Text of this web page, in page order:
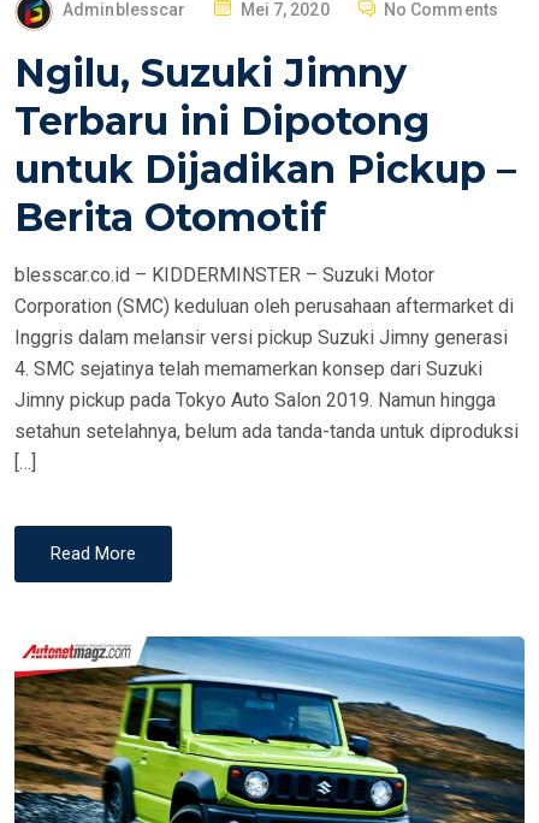
Adminblesscar
P
S
E
D
N
Mei 7, 2020 No Comments
Ngilu, Suzuki Jimny
Terbaru ini Dipotong
untuk Dijadikan Pickup –
Berita Otomotif
blesscar.co.id – KIDDERMINSTER – Suzuki Motor
Corporation (SMC) keduluan oleh perusahaan aftermarket di
Inggris dalam melansir versi pickup Suzuki Jimny generasi
4. SMC sejatinya telah memamerkan konsep dari Suzuki
Jimny pickup pada Tokyo Auto Salon 2019. Namun hingga
setahun setelahnya, belum ada tanda-tanda untuk diproduksi
[…]
Read More